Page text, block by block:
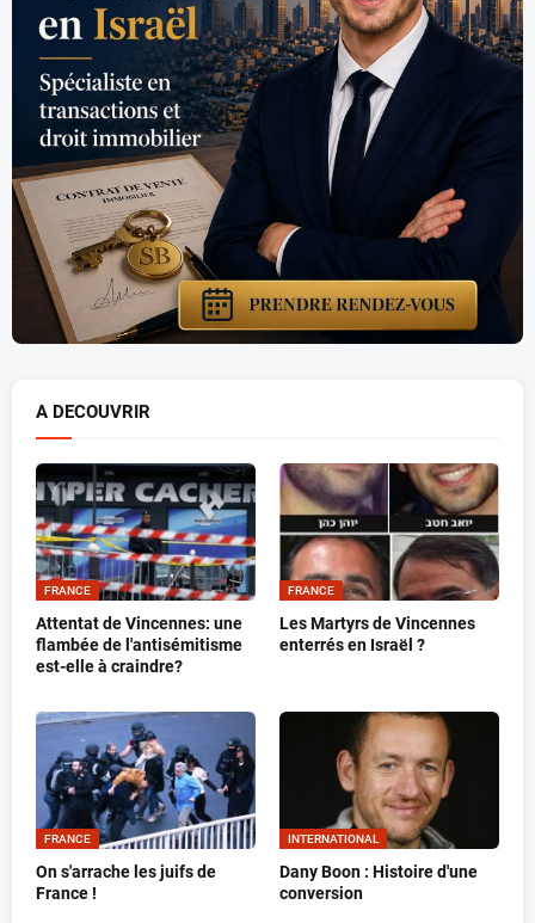
A DECOUVRIR
FRANCE
Attentat de Vincennes: une
flambée de l'antisémitisme
est-elle à craindre?
FRANCE
Les Martyrs de Vincennes
enterrés en Israël ?
FRANCE
On s'arrache les juifs de
France !
INTERNATIONAL
Dany Boon : Histoire d'une
conversion